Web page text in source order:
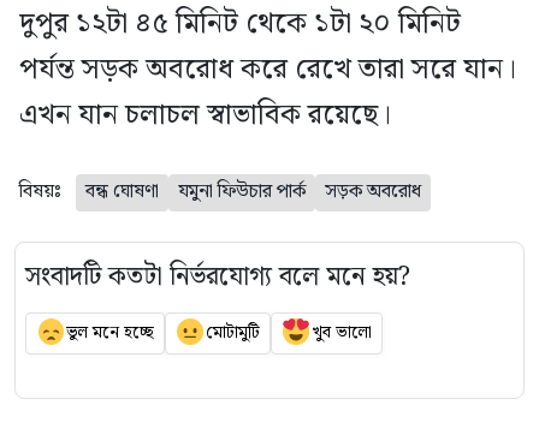
দুপুর ১২টা ৪৫ মিনিট থেকে ১টা ২০ মিনিট
পর্যন্ত সড়ক অবরোধ করে রেখে তারা সরে যান।
এখন যান চলাচল স্বাভাবিক রয়েছে।
বিষয়ঃ বন্ধ ঘোষণা যমুনা ফিউচার পার্ক সড়ক অবরোধ
সংবাদটি কতটা নির্ভরযোগ্য বলে মনে হয়?
ভুল মনে হচ্ছে মোটামুটি খুব ভালো